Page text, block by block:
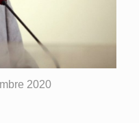
2020